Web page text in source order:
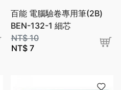
百能 電腦驗卷專用筆(2B)
BEN-132-1 細芯
NT$10
NT$7